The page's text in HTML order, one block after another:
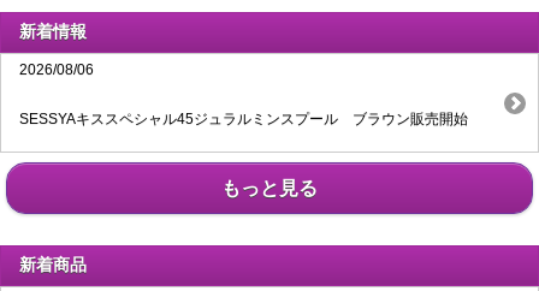
新着情報
2026/08/06
SESSYAキススペシャル45ジュラルミンスプール ブラウン販売開始
もっと見る
新着商品